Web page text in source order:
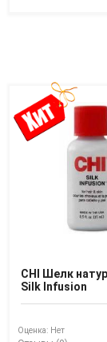
CHI Шелк
Silk Infusion
Оценка: Нет